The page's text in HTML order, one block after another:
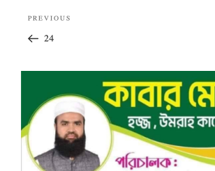
navigation
Previous
Post
PREVIOUS
24